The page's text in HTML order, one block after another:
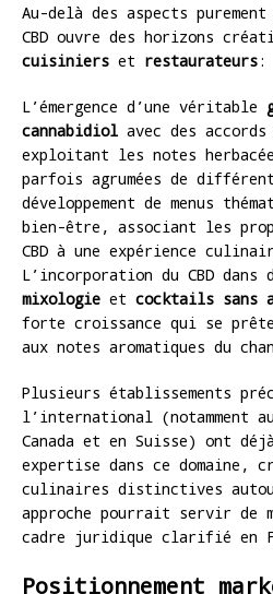
Au-delà des aspects
CBD ouvre des horizons
cuisiniers et restaurateurs:
L’émergence d’une véritable
cannabidiol avec des
exploitant les notes
parfois agrumées de
développement de menus
bien-être, associant les
CBD à une expérience
L’incorporation du CBD dans
mixologie et cocktails sans
forte croissance qui se
aux notes aromatiques du
Plusieurs établissements
l’international (notamment
Canada et en Suisse) ont
expertise dans ce domaine,
culinaires distinctives
approche pourrait servir de
cadre juridique clarifié en
Positionnement